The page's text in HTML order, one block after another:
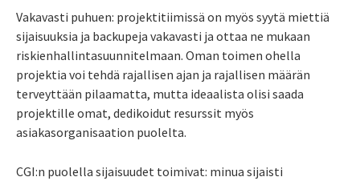
Vakavasti puhuen: projektitiimissä on myös syytä miettiä
sijaisuuksia ja backupeja vakavasti ja ottaa ne mukaan
riskienhallintasuunnitelmaan. Oman toimen ohella
projektia voi tehdä rajallisen ajan ja rajallisen määrän
terveyttään pilaamatta, mutta ideaalista olisi saada
projektille omat, dedikoidut resurssit myös
asiakasorganisaation puolelta.
CGI:n puolella sijaisuudet toimivat: minua sijaisti